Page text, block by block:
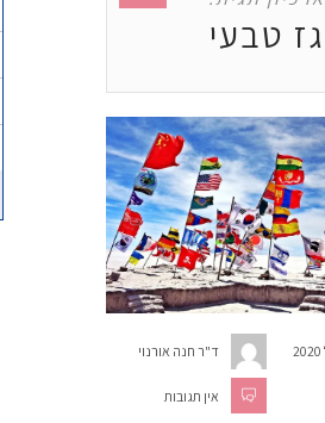
גז טבעי
ד"ר חנה אורנוי
אין תגובות